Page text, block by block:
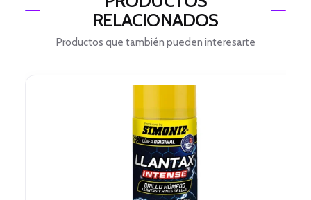
RELACIONADOS
Productos que también pueden interesarte